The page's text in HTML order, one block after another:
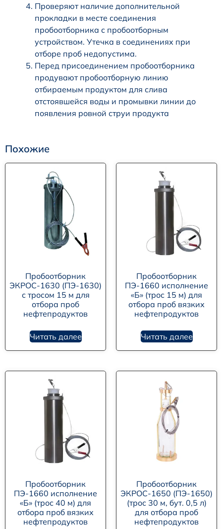
Проверяют наличие дополнительной
прокладки в месте соединения
пробоотборника с пробоотборным
устройством. Утечка в соединениях при
отборе проб недопустима.
Перед присоединением пробоотборника
продувают пробоотборную линию
отбираемым продуктом для слива
отстоявшейся воды и промывки линии до
появления ровной струи продукта
Похожие
Пробоотборник
ЭКРОС-1630 (ПЭ-1630)
с тросом 15 м для
отбора проб
нефтепродуктов
Читать далее
Пробоотборник
ПЭ-1660 исполнение
«Б» (трос 15 м) для
отбора проб вязких
нефтепродуктов
Читать далее
Пробоотборник
ПЭ-1660 исполнение
«Б» (трос 40 м) для
отбора проб вязких
нефтепродуктов
Пробоотборник
ЭКРОС-1650 (ПЭ-1650)
(трос 30 м, бут. 0,5 л)
для отбора проб
нефтепродуктов